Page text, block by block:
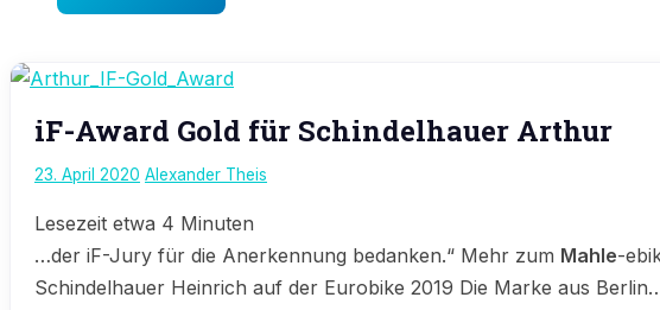
Bike
News
iF-Award Gold für Schindelhauer Arthur
23. April 2020 Alexander Theis
Lesezeit etwa 4 Minuten
…der iF-Jury für die Anerkennung bedanken.“ Mehr zum Mahle-
Schindelhauer Heinrich auf der Eurobike 2019 Die Marke aus